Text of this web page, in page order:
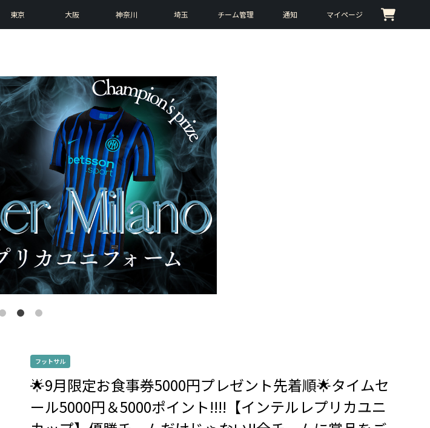
東京 大阪 神奈川 埼玉 チーム管理 通知 マイページ
フットサル
🌟9月限定お食事券5000円プレゼント先着順🌟タイムセ
ール5000円＆5000ポイント!!!!【インテルレプリカユニ